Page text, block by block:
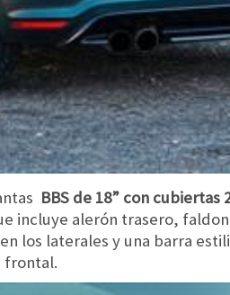
BBS de 18” con
incluye alerón trasero,
los laterales y una barra
frontal.